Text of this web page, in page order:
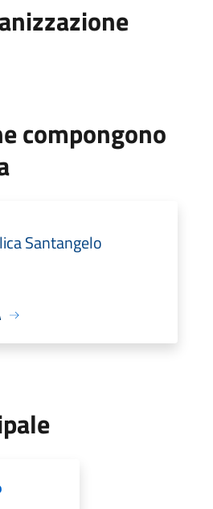
compongono
Santangelo